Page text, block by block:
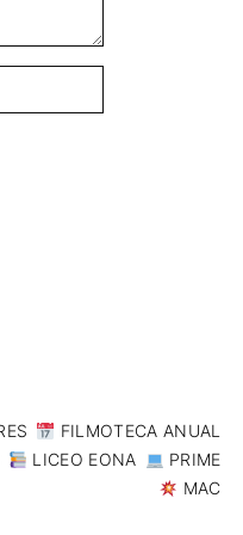
FILMOTECA ANUAL
LICEO EONA
PRIME
MAC